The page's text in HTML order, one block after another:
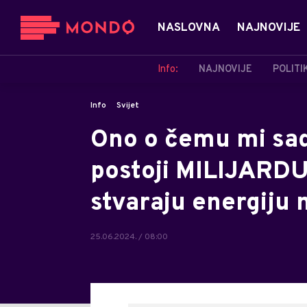
NASLOVNA NAJNOVIJE
Info: NAJNOVIJE
Info Svijet
Ono o čemu mi
postoji
stvaraju energiju
25.06.2024. / 08:00